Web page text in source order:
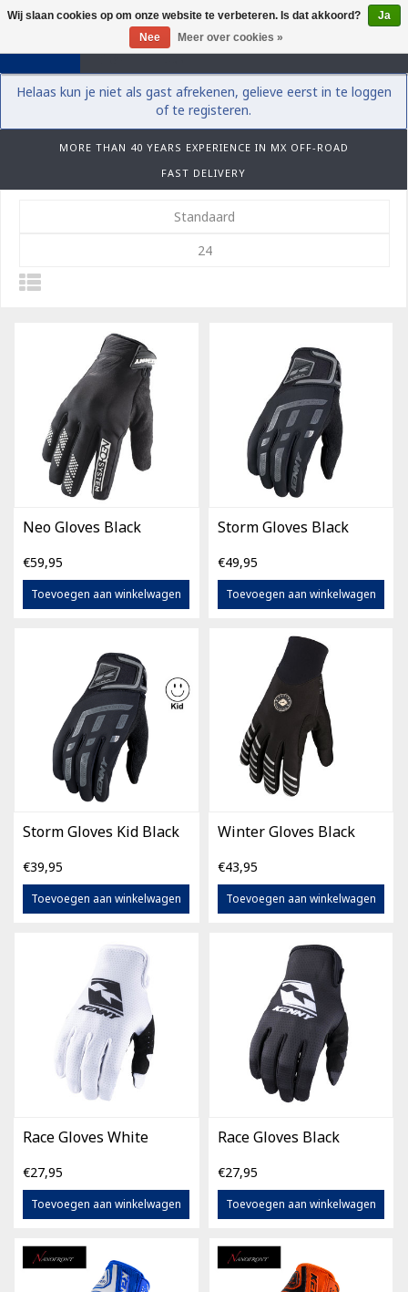
0
Helaas kun je niet als gast afrekenen, gelieve eerst in te loggen
of te registeren.
MORE THAN 40 YEARS EXPERIENCE IN MX OFF-ROAD
FAST DELIVERY
Standaard
24
Neo Gloves Black
€59,95
Toevoegen aan winkelwagen
Storm Gloves Black
€49,95
Toevoegen aan winkelwagen
Storm Gloves Kid Black
€39,95
Toevoegen aan winkelwagen
Winter Gloves Black
€43,95
Toevoegen aan winkelwagen
Race Gloves White
€27,95
Toevoegen aan winkelwagen
Race Gloves Black
€27,95
Toevoegen aan winkelwagen
Wij slaan cookies op om onze website te verbeteren. Is dat akkoord?
Ja
Nee
Meer over cookies »